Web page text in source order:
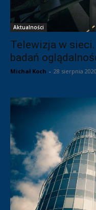
Aktualności
Telewizja w
badań
Michał Koch - 28 sierpnia 2020